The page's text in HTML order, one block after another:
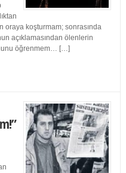
oraya koşturmam; sonrasında
açıklamasından ölenlerin
öğrenmem… […]